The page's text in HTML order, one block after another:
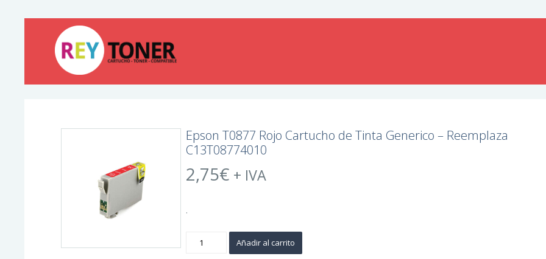
Epson T0877 Rojo Cartucho de Tinta Generico – Reemplaza
C13T08774010
2,75€ + IVA
.
T0877 Añadir al carrito